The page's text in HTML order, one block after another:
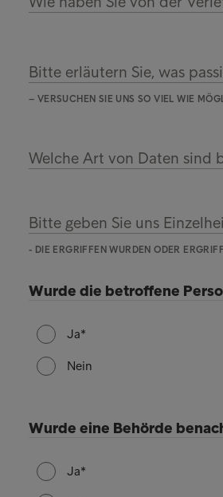
Bitte erläutern Sie, was
– VERSUCHEN SIE UNS SO VIEL WIE
Welche Art von Daten sind
Bitte geben Sie uns
- DIE ERGRIFFEN WURDEN ODER
Wurde die betroffene
Ja
Nein
Wurde eine Behörde
Ja